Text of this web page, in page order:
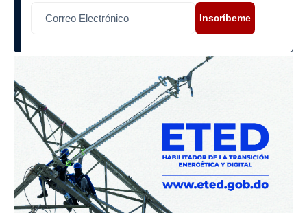
Inscríbeme